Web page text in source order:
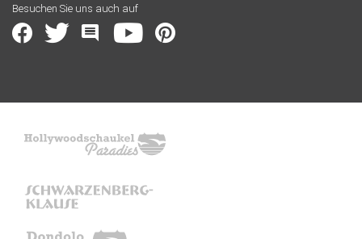
Besuchen Sie uns auch auf